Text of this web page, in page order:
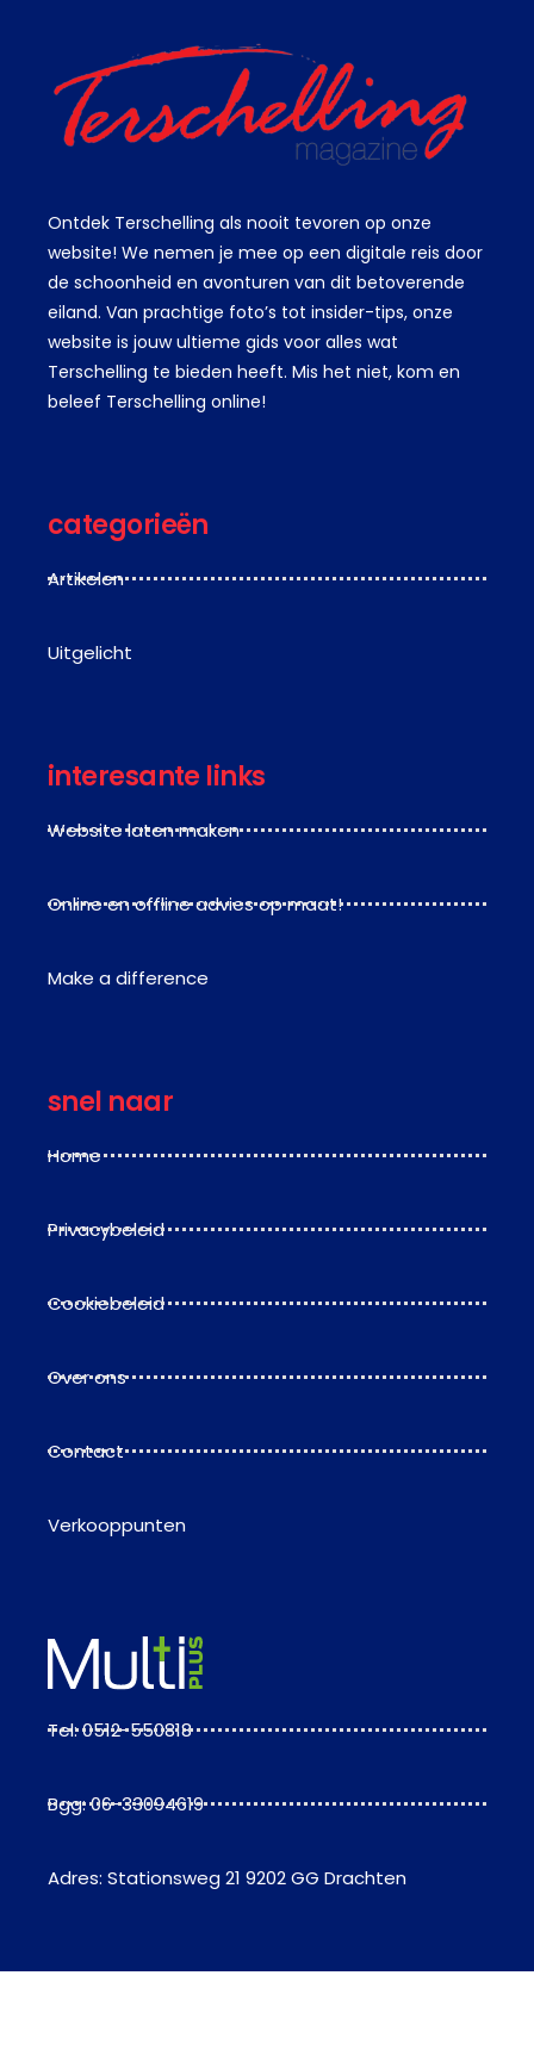
Ontdek Terschelling als nooit tevoren op onze
website! We nemen je mee op een digitale reis door
de schoonheid en avonturen van dit betoverende
eiland. Van prachtige foto’s tot insider-tips, onze
website is jouw ultieme gids voor alles wat
Terschelling te bieden heeft. Mis het niet, kom en
beleef Terschelling online!
categorieën
Artikelen
Uitgelicht
interesante links
Website laten maken
Online en offline advies op maat!
Make a difference
snel naar
Home
Privacybeleid
Cookiebeleid
Over ons
Contact
Verkooppunten
Tel: 0512-550818
Bgg: 06-33094619
Adres: Stationsweg 21 9202 GG Drachten